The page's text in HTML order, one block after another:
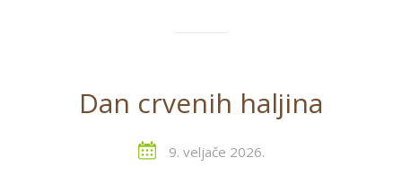
Dan crvenih haljina
9. veljače 2026.